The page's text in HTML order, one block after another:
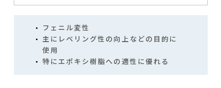
フェニル変性
主にレベリング性の向上などの目的に
使用
特にエポキシ樹脂への適性に優れる